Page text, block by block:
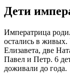
Дети
Императрица
остались в
Елизавета, две
Павел и Петр. 6
доживали до года.